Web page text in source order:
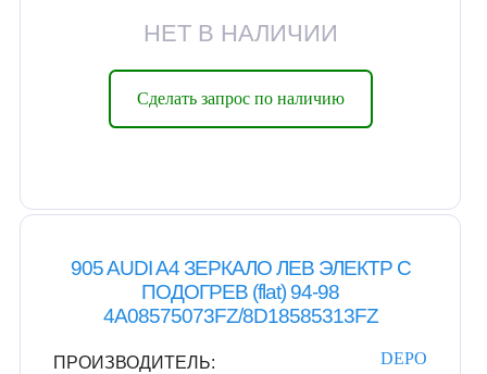
НЕТ В НАЛИЧИИ
Сделать запрос по наличию
905 AUDI A4 ЗЕРКАЛО ЛЕВ ЭЛЕКТР С
ПОДОГРЕВ (flat) 94-98
4A08575073FZ/8D18585313FZ
ПРОИЗВОДИТЕЛЬ:
DEPO